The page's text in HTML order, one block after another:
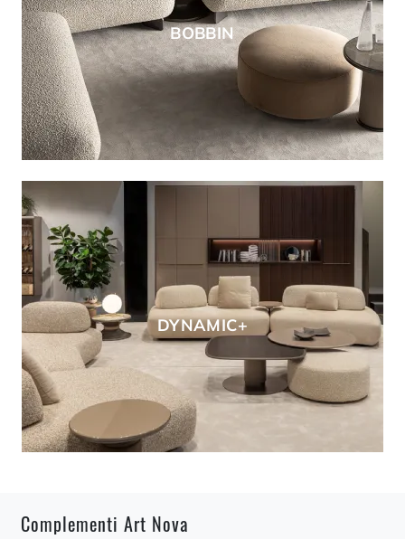
BOBBIN
DYNAMIC+
Complementi Art Nova